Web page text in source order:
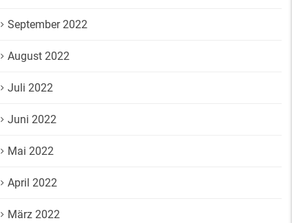
September 2022
August 2022
Juli 2022
Juni 2022
Mai 2022
April 2022
März 2022